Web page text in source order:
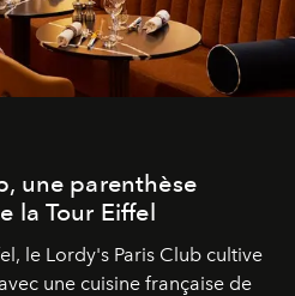
une parenthèse
la Tour Eiffel
le Lordy's Paris Club cultive
une cuisine française de